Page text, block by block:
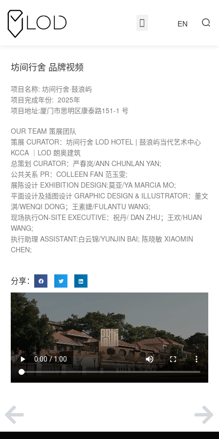
EN
坊间行舍 品牌视频
项目名称: 坊间行舍·鼓浪屿
项目完成年份: 2025年
项目地址:厦门市思明区康泰路151-1 号
OUR TEAM 策展团队
策展 CURATOR：坊间⾏舍 LOD HOTEL | 鼓浪屿当代艺术中心
KCCA ｜LOD 朗奥建筑
总策划 CURATOR：严春岚/ANN CHUNLAN YAN;
公共关系 PR：COLLEEN FAN 范玉雯;
展陈设计 EXHIBITION DESIGN:莫亚/YA MARCIA MO;
平面设计及插图设计 GRAPHIC DESIGN & ILLUSTRATOR：董文
淇/WENQI DONG；王素婕/FULANTU WANG;
现场执行ON-SITE EXECUTIVE：祝丹/ DAN ZHU；王欢/HUAN
WANG;
执行助理 ASSISTANT:白云锦/YUNJIN BAI; 陈晓敏 XIAOMIN
CHEN;
分享：